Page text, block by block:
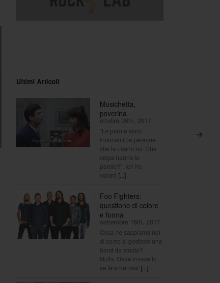
>
Ultimi Articoli
Musichetta,
poverina
ottobre 26th, 2017
“Le parole sono
innocenti, le persone
che le usano no. Che
colpa hanno le
parole?”. Ieri ho
volont [...]
Foo Fighters:
questione di colore
e forma
settembre 16th, 2017
Cosa ne sappiamo noi
di come si gestisce una
band da stadio?
Nulla. Dave invece lo
sa fare benissi [...]